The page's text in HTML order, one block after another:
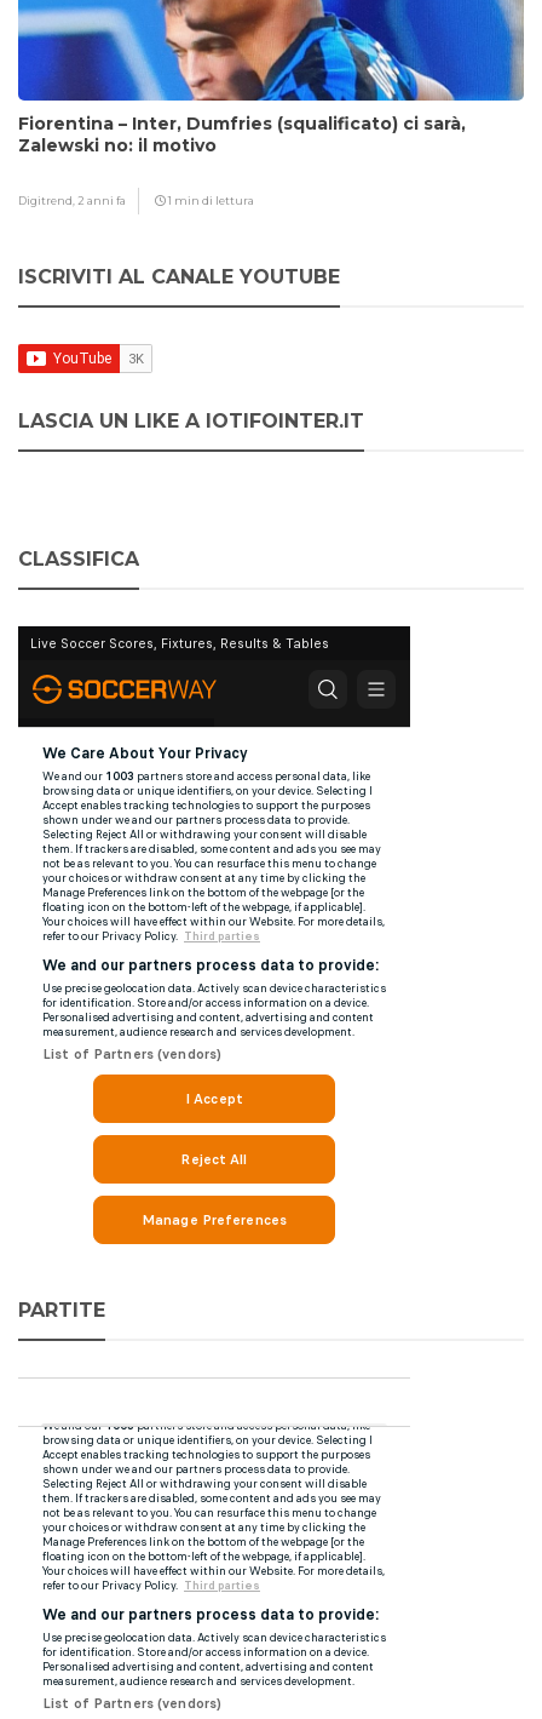
Fiorentina – Inter, Dumfries (squalificato) ci sarà,
Zalewski no: il motivo
Digitrend, 2 anni fa 1 min di lettura
ISCRIVITI AL CANALE YOUTUBE
LASCIA UN LIKE A IOTIFOINTER.IT
CLASSIFICA
PARTITE